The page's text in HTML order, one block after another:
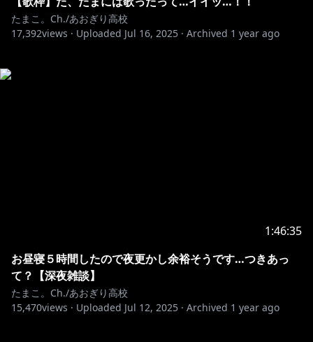
たまこ。Ch./あおぎり高校
17,392views · Uploaded Jul 16, 2025 · Archived 1 year ago
1:46:35
お昼寝５時間したので夜更かし余裕そうです…つきあっ
て？【深夜雑談】
たまこ。Ch./あおぎり高校
15,470views · Uploaded Jul 12, 2025 · Archived 1 year ago